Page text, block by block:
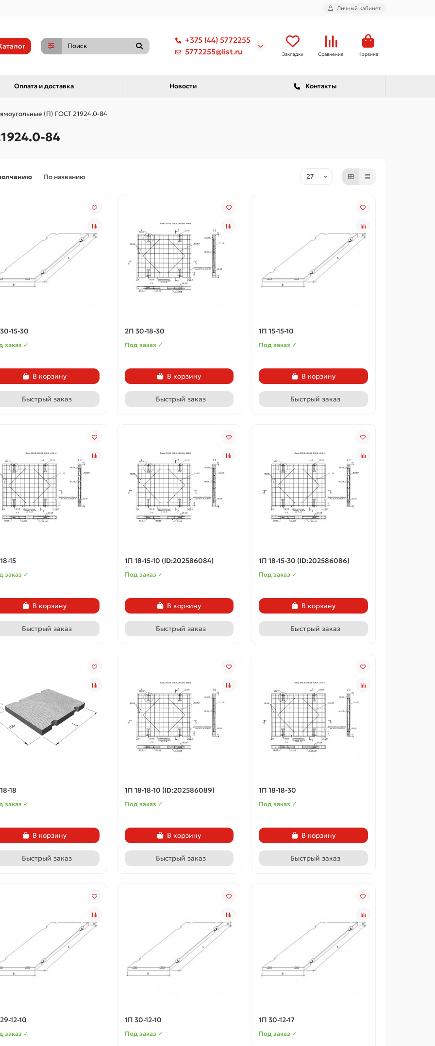
Личный кабинет
+375 (44) 5772255
5772255@list.ru
Закладки Сравнение Корзина
Оплата и доставка Новости Контакты
(П) ГОСТ 21924.0-84
84
По названию
15-30
заказ ✓
В корзину
Быстрый заказ
2П 30-18-30
Под заказ ✓
В корзину
Быстрый заказ
1П 15-15-10
Под заказ ✓
В корзину
Быстрый заказ
15
заказ ✓
В корзину
Быстрый заказ
1П 18-15-10 (ID:202586084)
Под заказ ✓
В корзину
Быстрый заказ
1П 18-15-30 (ID:202586086)
Под заказ ✓
В корзину
Быстрый заказ
18
заказ ✓
В корзину
Быстрый заказ
1П 18-18-10 (ID:202586089)
Под заказ ✓
В корзину
Быстрый заказ
1П 18-18-30
Под заказ ✓
В корзину
Быстрый заказ
12-10
заказ ✓
1П 30-12-10
Под заказ ✓
1П 30-12-17
Под заказ ✓